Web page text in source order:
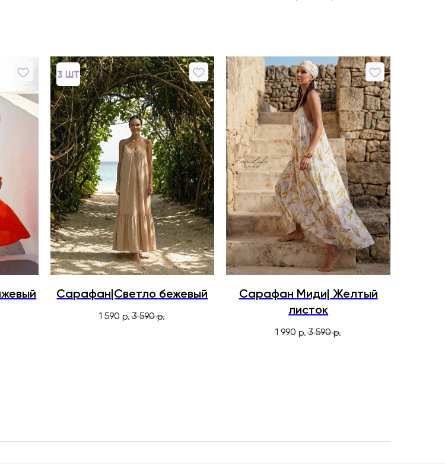
Сарафан|Светло бежевый
1 590 р. 3 590 р.
Сарафан Миди| Желтый
листок
1 990 р. 3 590 р.